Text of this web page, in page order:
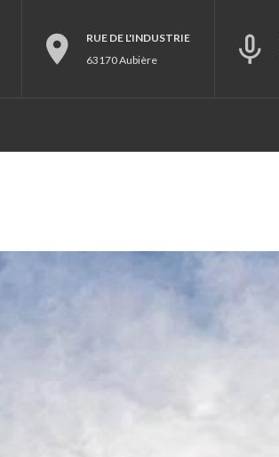
RUE DE L'INDUSTRIE
63170 Aubière